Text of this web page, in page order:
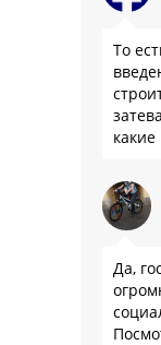
То
Да,